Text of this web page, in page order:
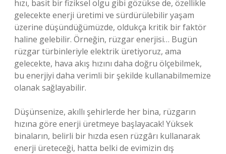
hızı, basit bir fiziksel olgu gibi gözükse de, özellikle
gelecekte enerji üretimi ve sürdürülebilir yaşam
üzerine düşündüğümüzde, oldukça kritik bir faktör
haline gelebilir. Örneğin, rüzgar enerjisi… Bugün
rüzgar türbinleriyle elektrik üretiyoruz, ama
gelecekte, hava akış hızını daha doğru ölçebilmek,
bu enerjiyi daha verimli bir şekilde kullanabilmemize
olanak sağlayabilir.
Düşünsenize, akıllı şehirlerde her bina, rüzgarın
hızına göre enerji üretmeye başlayacak! Yüksek
binaların, belirli bir hızda esen rüzgârı kullanarak
enerji üreteceği, hatta belki de evimizin dış